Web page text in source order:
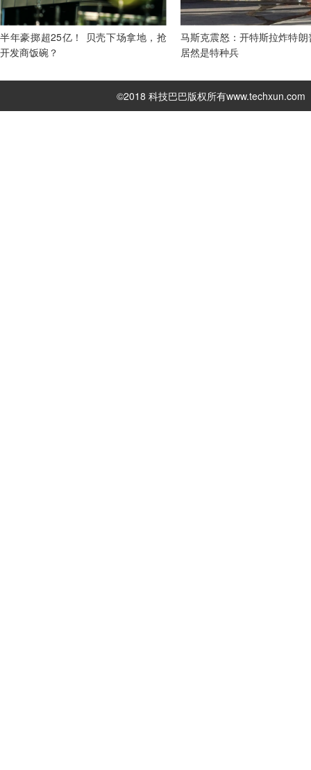
半年豪掷超25亿！ 贝壳下场拿地，抢
开发商饭碗？
马斯克震怒：开特斯拉炸特朗
居然是特种兵
©2018 科技巴巴版权所有www.techxun.com